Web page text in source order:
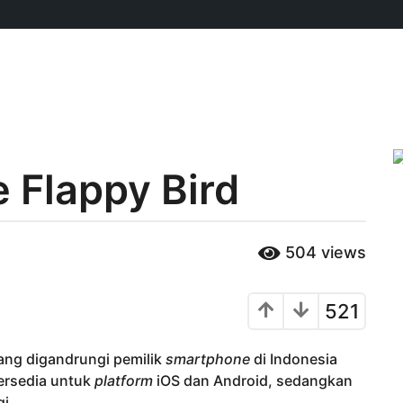
Flappy Bird
504 views
521
digandrungi pemilik smartphone di Indonesia
untuk platform iOS dan Android, sedangkan